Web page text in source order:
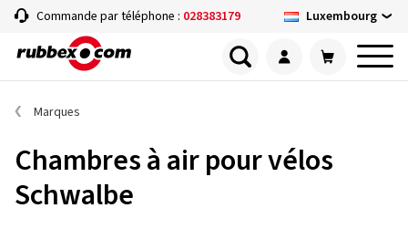
Commande par téléphone : 028383179 Luxembourg
Marques
Chambres à air pour vélos
Schwalbe